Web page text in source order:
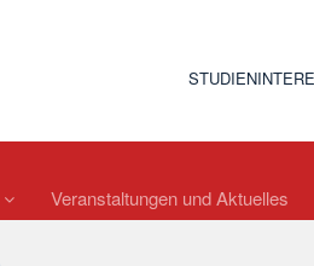
Veranstaltungen und Aktuelles